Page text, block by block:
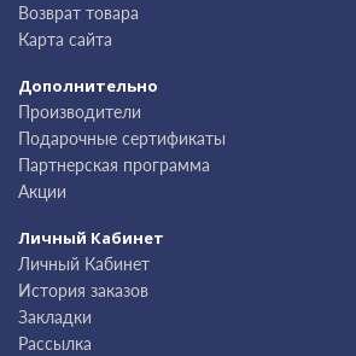
Возврат товара
Карта сайта
Дополнительно
Производители
Подарочные сертификаты
Партнерская программа
Акции
Личный Кабинет
Личный Кабинет
История заказов
Закладки
Рассылка